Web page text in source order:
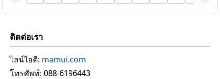
ติดต่อเรา
ไลน์ไอดี: mamui.com
โทรศัพท์: 088-6196443